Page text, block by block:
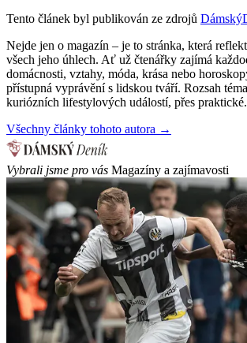
Tento článek byl publikován ze zdrojů
Nejde jen o magazín – je to stránka, která
všech jeho úhlech. Ať už čtenářky zajímá
domácnosti, vztahy, móda, krása nebo
přístupná vyprávění s lidskou tváří. Rozsah
kuriózních lifestylových událostí, přes
Všechny články tohoto autora →
Vybrali jsme pro vás Magazíny a zajímavosti